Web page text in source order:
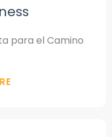
para el Camino